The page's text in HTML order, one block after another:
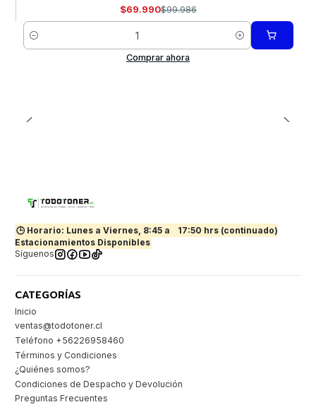
$69.990$99.986
Cantidad
Comprar ahora
🕒 Horario: Lunes a Viernes, 8:45 a
17:50 hrs (continuado)
Estacionamientos Disponibles
Síguenos
CATEGORÍAS
Inicio
ventas@todotoner.cl
Teléfono +56226958460
Términos y Condiciones
¿Quiénes somos?
Condiciones de Despacho y Devolución
Preguntas Frecuentes